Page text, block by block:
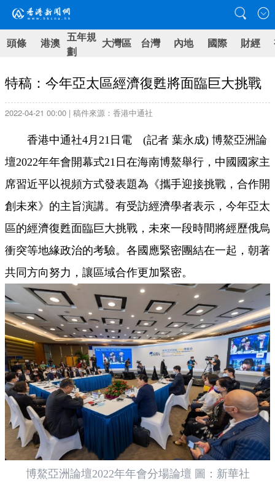
頭條 港澳 五年規
劃
大灣區 台灣 內地 國際 財經
特稿：今年亞太區經濟復甦將面臨巨大挑戰
2022-04-21 00:00 | 稿件來源：香港中通社
香港中通社4月21日電 (記者 葉永成) 博鰲亞洲論
壇2022年年會開幕式21日在海南博鰲舉行，中國國家主
席習近平以視頻方式發表題為《攜手迎接挑戰，合作開
創未來》的主旨演講。有受訪經濟學者表示，今年亞太
區的經濟復甦面臨巨大挑戰，未來一段時間將經歷俄烏
衝突等地緣政治的考驗。各國應緊密團結在一起，朝著
共同方向努力，讓區域合作更加緊密。
博鰲亞洲論壇2022年年會分場論壇 圖：新華社